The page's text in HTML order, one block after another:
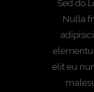
Sed
Nulla
elit eu